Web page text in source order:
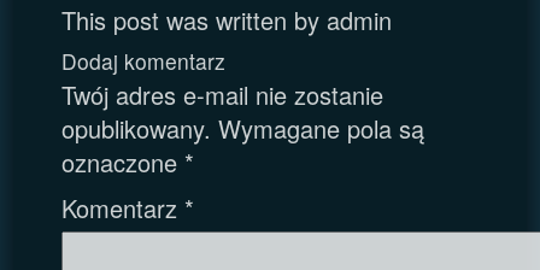
This post was written by admin
Dodaj komentarz
Twój adres e-mail nie zostanie
opublikowany. Wymagane pola są
oznaczone *
Komentarz *